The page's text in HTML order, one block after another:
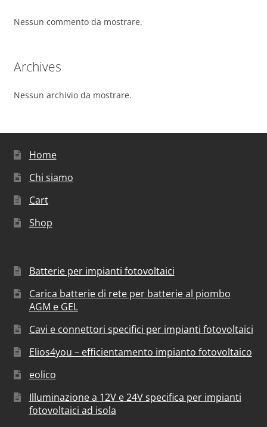
Nessun commento da mostrare.
Archives
Nessun archivio da mostrare.
Home
Chi siamo
Cart
Shop
Batterie per impianti fotovoltaici
Carica batterie di rete per batterie al piombo
AGM e GEL
Cavi e connettori specifici per impianti fotovoltaici
Elios4you – efficientamento impianto fotovoltaico
eolico
Illuminazione a 12V e 24V specifica per impianti
fotovoltaici ad isola